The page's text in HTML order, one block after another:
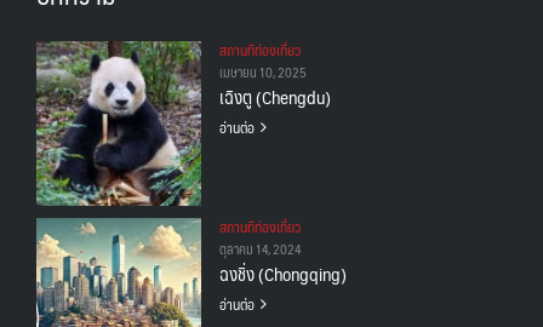
สถานทีท่องเที่ยว
เมษายน 10, 2025
เฉิงตู (Chengdu)
อ่านต่อ
สถานทีท่องเที่ยว
ตุลาคม 14, 2024
ฉงชิ่ง (Chongqing)
อ่านต่อ